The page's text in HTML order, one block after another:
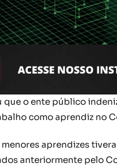
o ente público
como aprendiz no
aprendizes
anteriormente pelo